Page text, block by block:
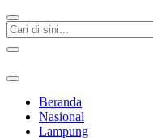
Beranda
Nasional
Lampung